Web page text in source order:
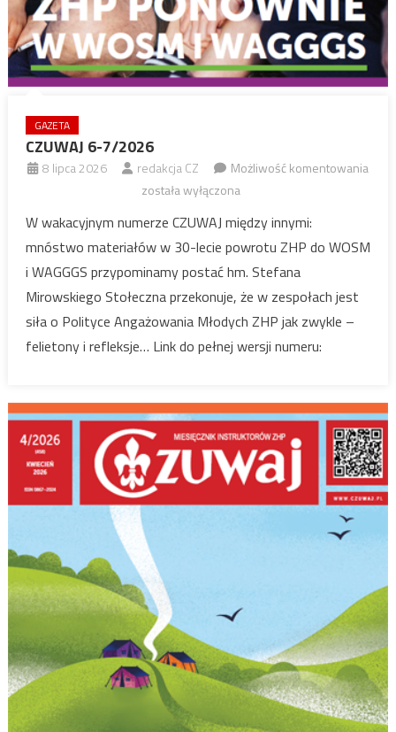
GAZETA
CZUWAJ 6-7/2026
8 lipca 2026 redakcja CZ Możliwość komentowania
została wyłączona
W wakacyjnym numerze CZUWAJ między innymi:
mnóstwo materiałów w 30-lecie powrotu ZHP do WOSM
i WAGGGS przypominamy postać hm. Stefana
Mirowskiego Stołeczna przekonuje, że w zespołach jest
siła o Polityce Angażowania Młodych ZHP jak zwykle –
felietony i refleksje… Link do pełnej wersji numeru: